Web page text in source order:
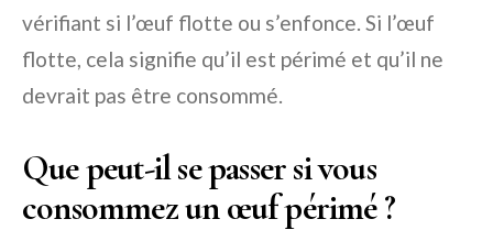
vérifiant si l’œuf flotte ou s’enfonce. Si l’œuf
flotte, cela signifie qu’il est périmé et qu’il ne
devrait pas être consommé.
Que peut-il se passer si vous
consommez un œuf périmé ?